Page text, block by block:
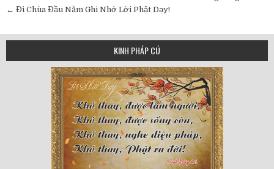
navigation
← Đi Chùa Đầu Năm Ghi Nhớ Lời Phật Dạy!
KINH PHÁP CÚ